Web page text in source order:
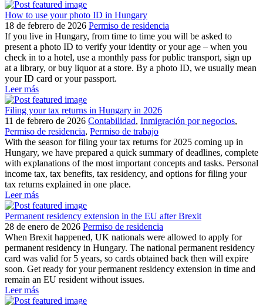
How to use your photo ID in Hungary
18 de febrero de 2026 Permiso de residencia
If you live in Hungary, from time to time you will be asked to
present a photo ID to verify your identity or your age – when you
check in to a hotel, use a monthly pass for public transport, sign up
at a library, or buy liquor at a store. By a photo ID, we usually mean
your ID card or your passport.
Leer más
Filing your tax returns in Hungary in 2026
11 de febrero de 2026 Contabilidad, Inmigración por negocios,
Permiso de residencia, Permiso de trabajo
With the season for filing your tax returns for 2025 coming up in
Hungary, we have prepared a quick summary of deadlines, complete
with explanations of the most important concepts and tasks. Personal
income tax, tax benefits, tax residency, and options for filing your
tax returns explained in one place.
Leer más
Permanent residency extension in the EU after Brexit
28 de enero de 2026 Permiso de residencia
When Brexit happened, UK nationals were allowed to apply for
permanent residency in Hungary. The national permanent residency
card was valid for 5 years, so cards obtained back then will expire
soon. Get ready for your permanent residency extension in time and
remain an EU resident without issues.
Leer más